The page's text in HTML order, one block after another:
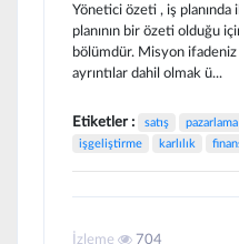
Yönetici özeti , iş planında
planının bir özeti olduğu
bölümdür. Misyon ifadeniz
ayrıntılar dahil olmak ü...
Etiketler : satış pazarlama
işgeliştirme
karlılık
İzleme 704